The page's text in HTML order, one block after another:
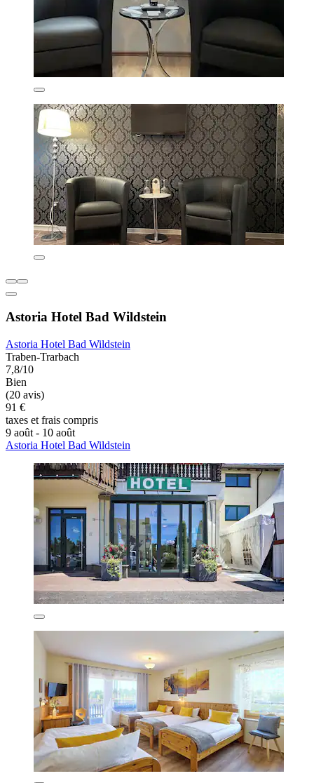
Astoria Hotel Bad Wildstein
Astoria Hotel Bad Wildstein
Traben-Trarbach
7,8/10
Bien
(20 avis)
91 €
taxes et frais compris
9 août - 10 août
Astoria Hotel Bad Wildstein